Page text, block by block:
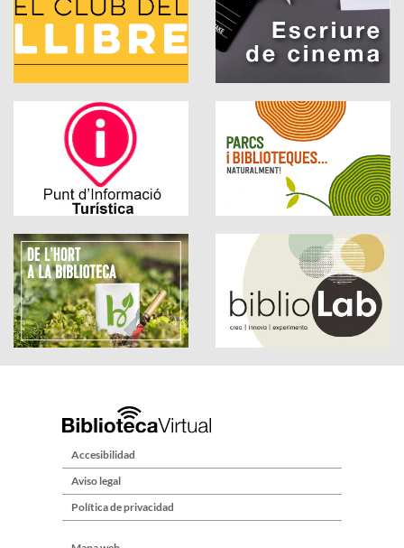
Accesibilidad
Aviso legal
Política de privacidad